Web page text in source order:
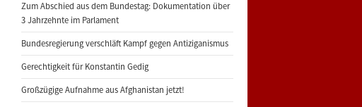
Zum Abschied aus dem Bundestag: Dokumentation über
3 Jahrzehnte im Parlament
Bundesregierung verschläft Kampf gegen Antiziganismus
Gerechtigkeit für Konstantin Gedig
Großzügige Aufnahme aus Afghanistan jetzt!